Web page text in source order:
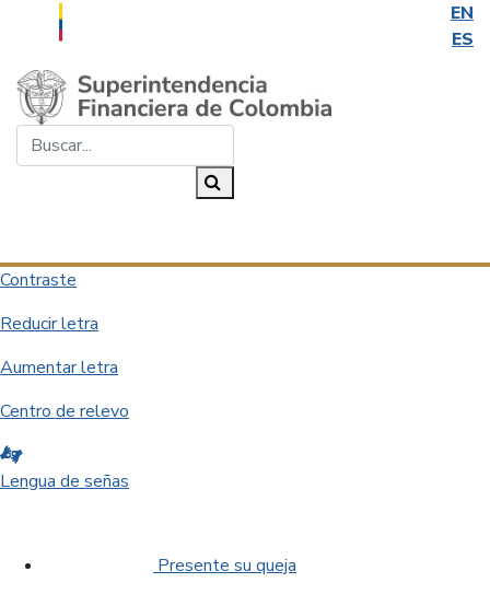
EN
ES
Saltar al contenido principal
Contraste
Reducir letra
Aumentar letra
Centro de relevo
Lengua de señas
Presente su queja